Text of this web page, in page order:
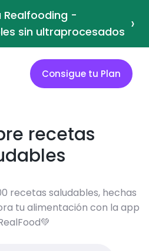
Realfooding -
sin ultraprocesados ›
Consigue tu Plan
recetas
recetas saludables, hechas
tu alimentación con la app